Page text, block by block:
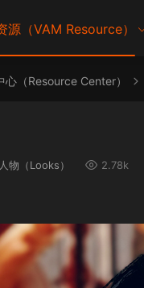
源（VAM Resource）
心（Resource Center）
人物（Looks） 2.78k